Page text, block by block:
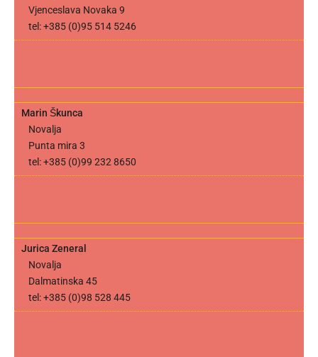
Vjenceslava Novaka 9
tel: +385 (0)95 514 5246
Marin Škunca
Novalja
Punta mira 3
tel: +385 (0)99 232 8650
Jurica Zeneral
Novalja
Dalmatinska 45
tel: +385 (0)98 528 445